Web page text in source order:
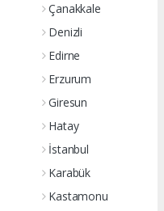
Çanakkale
Denizli
Edirne
Erzurum
Giresun
Hatay
İstanbul
Karabük
Kastamonu